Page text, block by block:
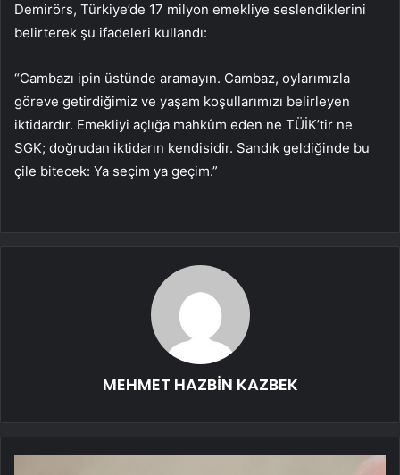
Demirörs, Türkiye’de 17 milyon emekliye seslendiklerini
belirterek şu ifadeleri kullandı:
“Cambazı ipin üstünde aramayın. Cambaz, oylarımızla
göreve getirdiğimiz ve yaşam koşullarımızı belirleyen
iktidardır. Emekliyi açlığa mahkûm eden ne TÜİK’tir ne
SGK; doğrudan iktidarın kendisidir. Sandık geldiğinde bu
çile bitecek: Ya seçim ya geçim.”
MEHMET HAZBİN KAZBEK